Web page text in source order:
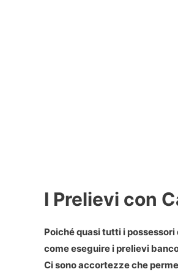
I Prelievi con
Poiché quasi tutti i
come eseguire i prelievi
Ci sono accortezze che